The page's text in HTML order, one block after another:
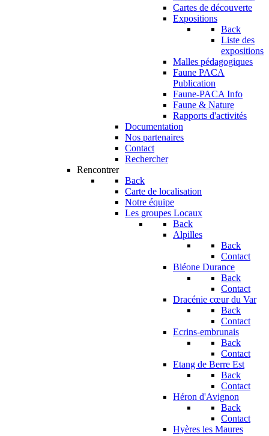
Cartes de découverte
Expositions
Back
Liste des
expositions
Malles pédagogiques
Faune PACA
Publication
Faune-PACA Info
Faune & Nature
Rapports d'activités
Documentation
Nos partenaires
Contact
Rechercher
Rencontrer
Back
Carte de localisation
Notre équipe
Les groupes Locaux
Back
Alpilles
Back
Contact
Bléone Durance
Back
Contact
Dracénie cœur du Var
Back
Contact
Ecrins-embrunais
Back
Contact
Etang de Berre Est
Back
Contact
Héron d'Avignon
Back
Contact
Hyères les Maures